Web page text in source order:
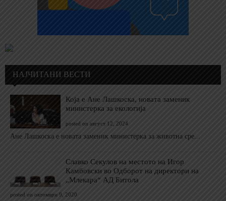
НАЈЧИТАНИ ВЕСТИ
Која е Ане Лашкоска, новата заменик
министерка за екологија
posted on август 12, 2024
Ане Лашкоска е новата заменик министерка за животна сре...
Славко Секулов на местото на Игор
Камбовски во Одборот на директори на
„Млекара“ АД Битола
posted on октомври 9, 2020